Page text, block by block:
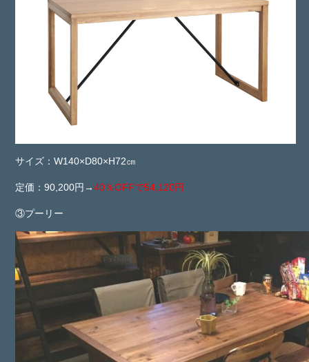
サイズ：W140×D80×H72㎝
定価：90,200円→40％OFFで54,120円
③プーリー